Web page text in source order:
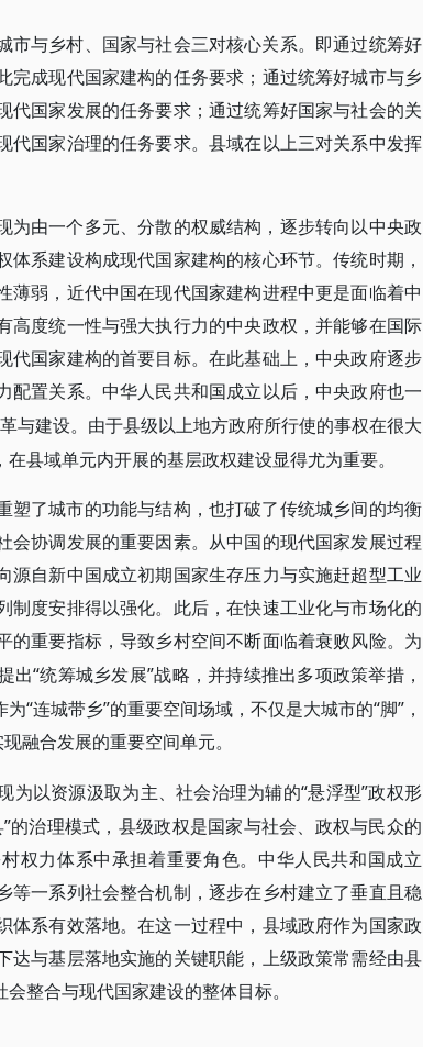
市与乡村、国家与社会三对核心关系。即通过统筹好
完成现代国家建构的任务要求；通过统筹好城市与乡
代国家发展的任务要求；通过统筹好国家与社会的关
代国家治理的任务要求。县域在以上三对关系中发挥
为由一个多元、分散的权威结构，逐步转向以中央政
系建设构成现代国家建构的核心环节。传统时期，
弱，近代中国在现代国家建构进程中更是面临着中
高度统一性与强大执行力的中央政权，并能够在国际
代国家建构的首要目标。在此基础上，中央政府逐步
配置关系。中华人民共和国成立以后，中央政府也一
与建设。由于县级以上地方政府所行使的事权在很大
县域单元内开展的基层政权建设显得尤为重要。
塑了城市的功能与结构，也打破了传统城乡间的均衡
会协调发展的重要因素。从中国的现代国家发展过程
源自新中国成立初期国家生存压力与实施赶超型工业
制度安排得以强化。此后，在快速工业化与市场化的
的重要指标，导致乡村空间不断面临着衰败风险。为
出“统筹城乡发展”战略，并持续推出多项政策举措，
“连城带乡”的重要空间场域，不仅是大城市的“脚”，
融合发展的重要空间单元。
为以资源汲取为主、社会治理为辅的“悬浮型”政权形
的治理模式，县级政权是国家与社会、政权与民众的
权力体系中承担着重要角色。中华人民共和国成立
等一系列社会整合机制，逐步在乡村建立了垂直且稳
系有效落地。在这一过程中，县域政府作为国家政
与基层落地实施的关键职能，上级政策常需经由县
整合与现代国家建设的整体目标。